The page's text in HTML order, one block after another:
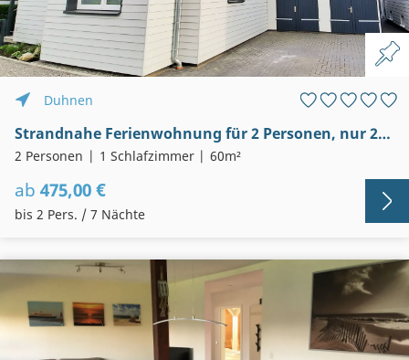
Duhnen
Strandnahe Ferienwohnung für 2 Personen, nur 200 Meter zum Strand (Strand- Unterdeck)
2 Personen 1 Schlafzimmer 60m²
ab 475,00 €
bis 2 Pers. / 7 Nächte